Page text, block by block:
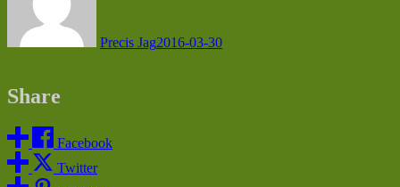
Precis Jag2016-03-30
Share
Facebook
Twitter